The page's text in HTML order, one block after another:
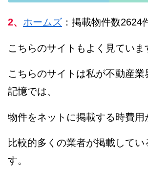
2、 ホームズ ：掲載物件数2624
こちらのサイトもよく見ていま
こちらのサイトは私が不動産業
記憶では、
物件をネットに掲載する時費用
比較的多くの業者が掲載して
す。